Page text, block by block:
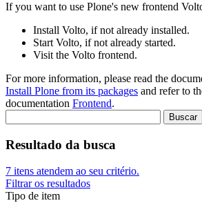
If you want to use Plone's new frontend
Install Volto, if not already installed.
Start Volto, if not already started.
Visit the Volto frontend.
For more information, please read the
Install Plone from its packages and refer to
documentation Frontend.
Resultado da busca
7 itens atendem ao seu critério.
Filtrar os resultados
Tipo de item